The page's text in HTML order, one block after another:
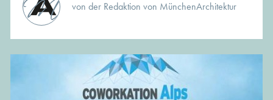
von der Redaktion von MünchenArchitektur